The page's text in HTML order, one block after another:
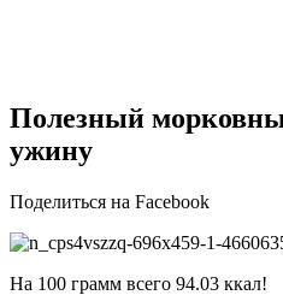
Полезный
ужину
Поделиться на Facebook
На 100 грамм всего 94.03 ккал!